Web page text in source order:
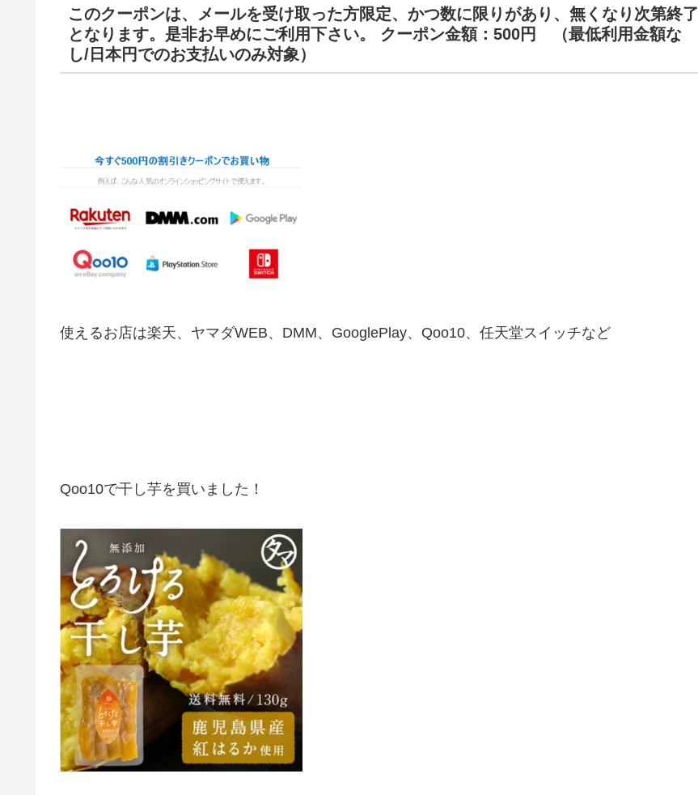
このクーポンは、メールを受け取った方限定、かつ数に限りがあり、無くなり次第終了
となります。是非お早めにご利用下さい。 クーポン金額：500円 （最低利用金額な
し/日本円でのお支払いのみ対象）
使えるお店は楽天、ヤマダWEB、DMM、GooglePlay、Qoo10、任天堂スイッチなど
Qoo10で干し芋を買いました！